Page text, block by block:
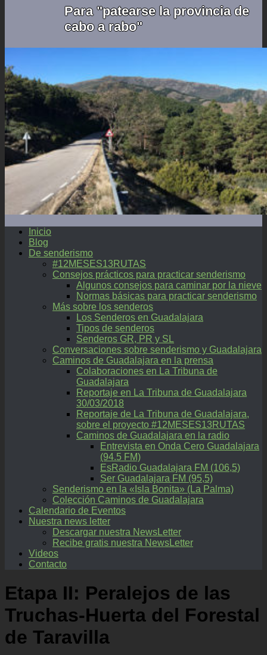
Para "patearse la provincia de
cabo a rabo"
Inicio
Blog
De senderismo
#12MESES13RUTAS
Consejos prácticos para practicar senderismo
Algunos consejos para caminar por la nieve
Normas básicas para practicar senderismo
Más sobre los senderos
Los Senderos en Guadalajara
Tipos de senderos
Senderos GR, PR y SL
Conversaciones sobre senderismo y Guadalajara
Caminos de Guadalajara en la prensa
Colaboraciones en La Tribuna de
Guadalajara
Reportaje en La Tribuna de Guadalajara
30/03/2018
Reportaje de La Tribuna de Guadalajara,
sobre el proyecto #12MESES13RUTAS
Caminos de Guadalajara en la radio
Entrevista en Onda Cero Guadalajara
(94.5 FM)
EsRadio Guadalajara FM (106,5)
Ser Guadalajara FM (95,5)
Senderismo en la «Isla Bonita» (La Palma)
Colección Caminos de Guadalajara
Calendario de Eventos
Nuestra news letter
Descargar nuestra NewsLetter
Recibe gratis nuestra NewsLetter
Videos
Contacto
Etapa II: Peralejos de las
Truchas-Huerta del Forestal
de Taravilla